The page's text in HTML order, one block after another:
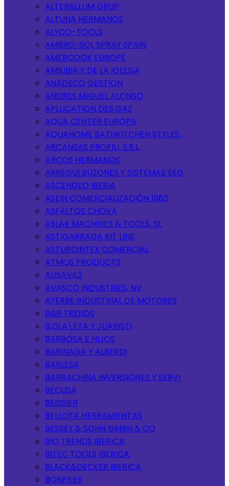
ALTERNLLUM GRUP
ALTUNA HERMANOS
ALYCO-TOOLS
AMBRO-SOL SPRAY SPAIN
AMERCOOK EUROPE
AMILIBIA Y DE LA IGLESIA
ANADECO GESTION
ANDRES MIGUEL ALONSO
APLLICATION DES GAZ
AQUA CENTER EUROPA
AQUAHOME BATHKITCHEN STYLES ,
ARCANSAS PROFILI, S.R.L.
ARCOS HERMANOS
ARREGUI BUZONES Y SISTEMAS SEG
ASCENDEO IBERIA
ASEIN COMERCIALIZACIÓN 1983
ASFALTOS CHOVA
ASLAK MACHINES & TOOLS, SL
ASTIGARRAGA KIT LINE
ASTURDINTEX COMERCIAL
ATMOS PRODUCTS
AUSAVIL2
AVASCO INDUSTRIES, NV
AYERBE INDUSTRIAL DE MOTORES
B&B TRENDS
B.OLA\ETA Y JUARISTI
BARBOSA E HIJOS
BARINAGA Y ALBERDI
BARLESA
BARRACHINA INVERSIONES Y SERVI
BECUSA
BEISSIER
BELLOTA HERRAMIENTAS
BESSEY & SOHN GMBH & CO
BIO TRENDS IBERICA
BITEC TOOLS IBERICA.
BLACK&DECKER IBERICA.
BONFILEX